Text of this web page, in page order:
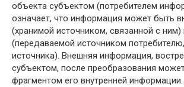
объекта субъектом (потребителем
означает, что информация может быть
(хранимой источником, связанной с ним)
(передаваемой источником
источника). Внешняя информация,
субъектом, после преобразования
фрагментом его внутренней